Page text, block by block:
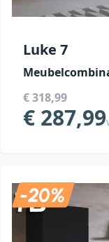
Luke 7
€ 318,99
€ 287,99